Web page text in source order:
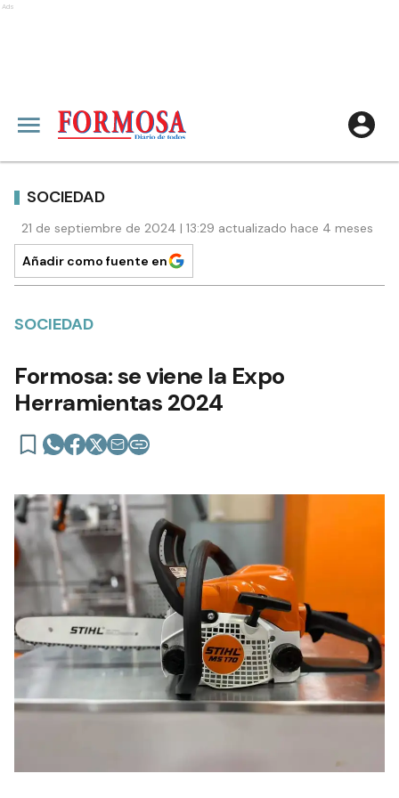
Ads
SOCIEDAD
21 de septiembre de 2024 | 13:29 actualizado hace 4 meses
Añadir como fuente en
SOCIEDAD
Formosa: se viene la Expo
Herramientas 2024